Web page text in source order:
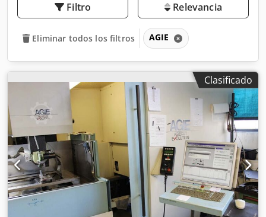
Filtro Relevancia
Eliminar todos los filtros AGIE
Clasificado